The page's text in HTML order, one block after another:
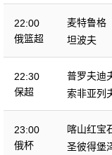
22:00
俄篮超
麦特鲁格
坦波夫
22:30
保超
普罗夫迪
索非亚列
23:00
俄杯
喀山红宝
圣彼得堡